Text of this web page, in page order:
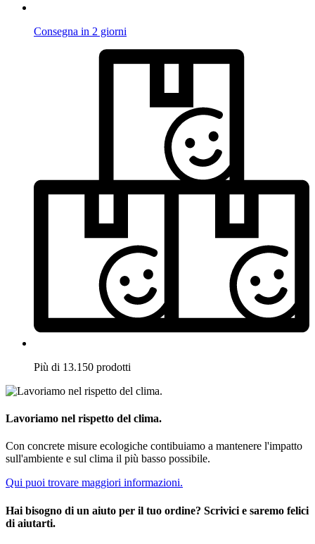
Consegna in 2 giorni
Più di 13.150 prodotti
Lavoriamo nel rispetto del clima.
Con concrete misure ecologiche contibuiamo a mantenere l'impatto
sull'ambiente e sul clima il più basso possibile.
Qui puoi trovare maggiori informazioni.
Hai bisogno di un aiuto per il tuo ordine? Scrivici e saremo felici
di aiutarti.